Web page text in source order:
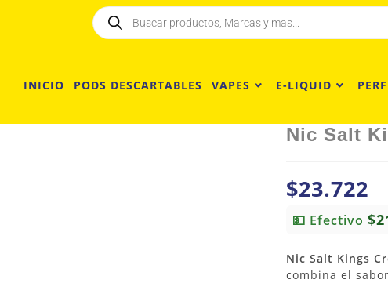
INICIO PODS DESCARTABLES VAPES E-LIQUID
Nic Salt
$23.722
💵 Efectivo
Nic Salt Kings
combina el